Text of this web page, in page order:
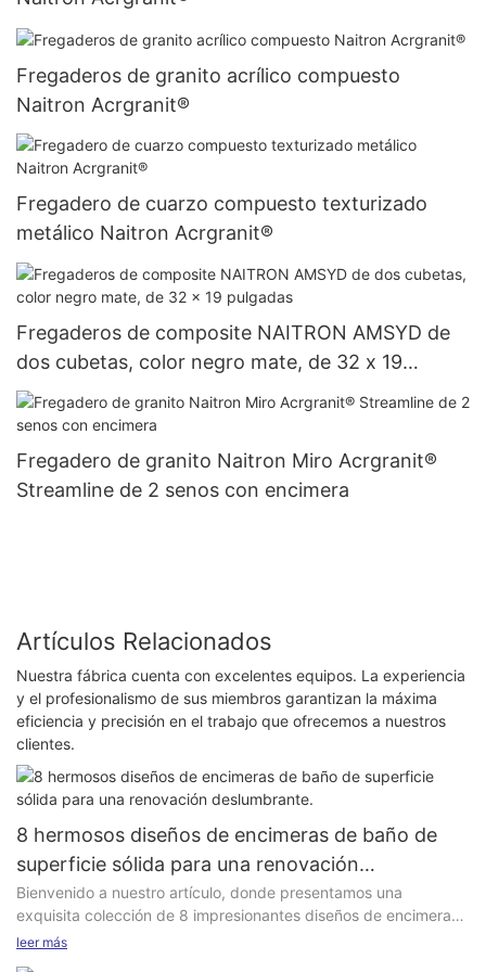
Fregaderos de granito acrílico compuesto
Naitron Acrgranit®
Fregadero de cuarzo compuesto texturizado
metálico Naitron Acrgranit®
Fregaderos de composite NAITRON AMSYD de
dos cubetas, color negro mate, de 32 x 19
pulgadas
Fregadero de granito Naitron Miro Acrgranit®
Streamline de 2 senos con encimera
Artículos Relacionados
Nuestra fábrica cuenta con excelentes equipos. La experiencia
y el profesionalismo de sus miembros garantizan la máxima
eficiencia y precisión en el trabajo que ofrecemos a nuestros
clientes.
8 hermosos diseños de encimeras de baño de
superficie sólida para una renovación
deslumbrante.
Bienvenido a nuestro artículo, donde presentamos una
exquisita colección de 8 impresionantes diseños de encimeras
de baño de superficie sólida que sin duda cautivarán su
leer más